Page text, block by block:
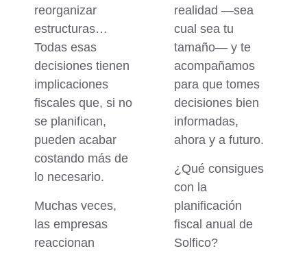
reorganizar
estructuras…
Todas esas
decisiones tienen
implicaciones
fiscales que, si no
se planifican,
pueden acabar
costando más de
lo necesario.
Muchas veces,
las empresas
reaccionan
realidad —sea
cual sea tu
tamaño— y te
acompañamos
para que tomes
decisiones bien
informadas,
ahora y a futuro.
¿Qué consigues
con la
planificación
fiscal anual de
Solfico?